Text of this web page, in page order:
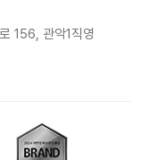
156, 관악1직영